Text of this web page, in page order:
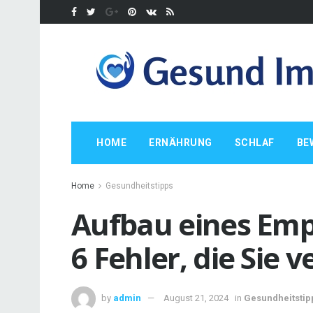
HOME ERNÄHRUNG SCHLAF
Home Gesundheitstipps
Aufbau eines
6 Fehler, die Sie
by admin August 21, 2024 in